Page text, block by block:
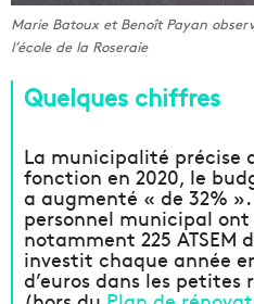
Marie Batoux et Benoît Payan
l’école de la Roseraie
Quelques chiffres
La municipalité précise
fonction en 2020, le
a augmenté « de 32%
personnel municipal ont
notamment 225 ATSEM
investit chaque année
d’euros dans les petites